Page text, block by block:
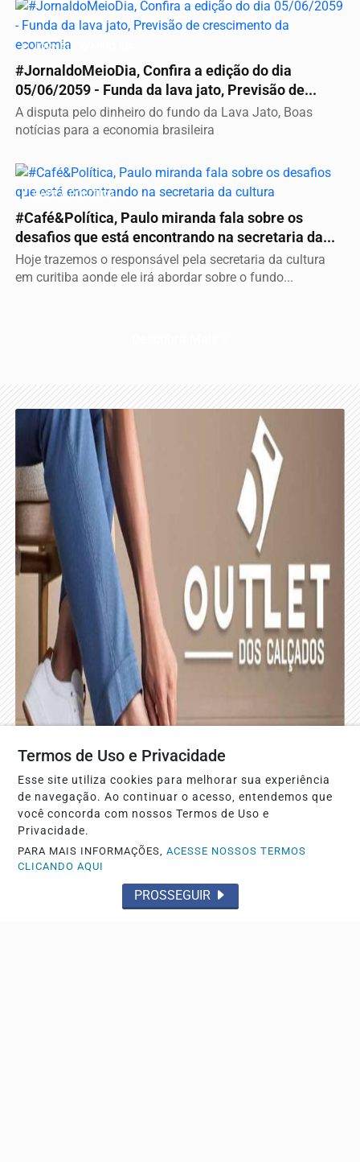
JORNAL DO MEIO DIA
#JornaldoMeioDia, Confira a edição do dia
05/06/2059 - Funda da lava jato, Previsão de...
A disputa pelo dinheiro do fundo da Lava Jato, Boas
notícias para a economia brasileira
CAFÉ & POLÍTICA
#Café&Política, Paulo miranda fala sobre os
desafios que está encontrando na secretaria da...
Hoje trazemos o responsável pela secretaria da cultura
em curitiba aonde ele irá abordar sobre o fundo...
Termos de Uso e Privacidade
Esse site utiliza cookies para melhorar sua experiência
de navegação. Ao continuar o acesso, entendemos que
você concorda com nossos Termos de Uso e
Privacidade.
PARA MAIS INFORMAÇÕES,ACESSE NOSSOS TERMOS
CLICANDO AQUI
PROSSEGUIR